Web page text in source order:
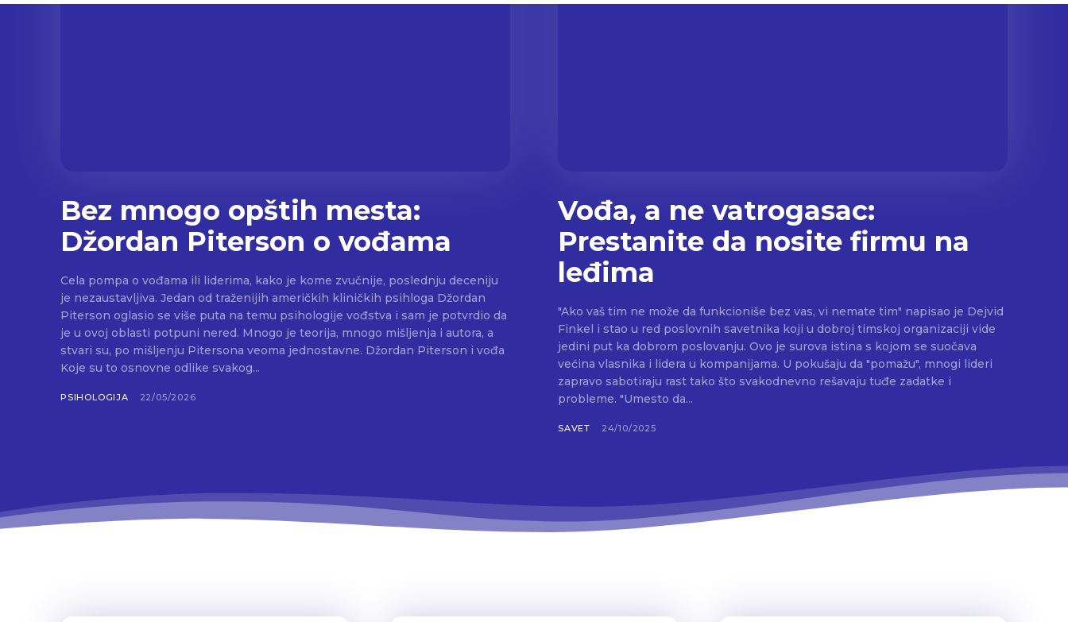
Bez mnogo opštih mesta:
Džordan Piterson o vođama
Cela pompa o vođama ili liderima, kako je kome zvučnije, poslednju deceniju
je nezaustavljiva. Jedan od traženijih američkih kliničkih psihloga Džordan
Piterson oglasio se više puta na temu psihologije vođstva i sam je potvrdio da
je u ovoj oblasti potpuni nered. Mnogo je teorija, mnogo mišljenja i autora, a
stvari su, po mišljenju Pitersona veoma jednostavne. Džordan Piterson i vođa
Koje su to osnovne odlike svakog...
PSIHOLOGIJA 22/05/2026
Vođa, a ne vatrogasac:
Prestanite da nosite firmu na
leđima
"Ako vaš tim ne može da funkcioniše bez vas, vi nemate tim" napisao je Dejvid
Finkel i stao u red poslovnih savetnika koji u dobroj timskoj organizaciji vide
jedini put ka dobrom poslovanju. Ovo je surova istina s kojom se suočava
većina vlasnika i lidera u kompanijama. U pokušaju da "pomažu", mnogi lideri
zapravo sabotiraju rast tako što svakodnevno rešavaju tuđe zadatke i
probleme. "Umesto da...
SAVET 24/10/2025